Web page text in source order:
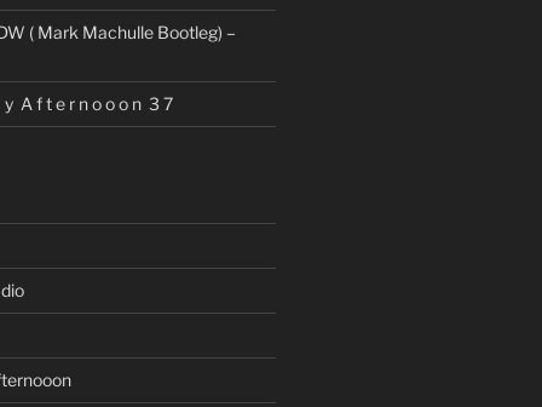
( Mark Machulle Bootleg) –
y A f t e r n o o o n 3 7